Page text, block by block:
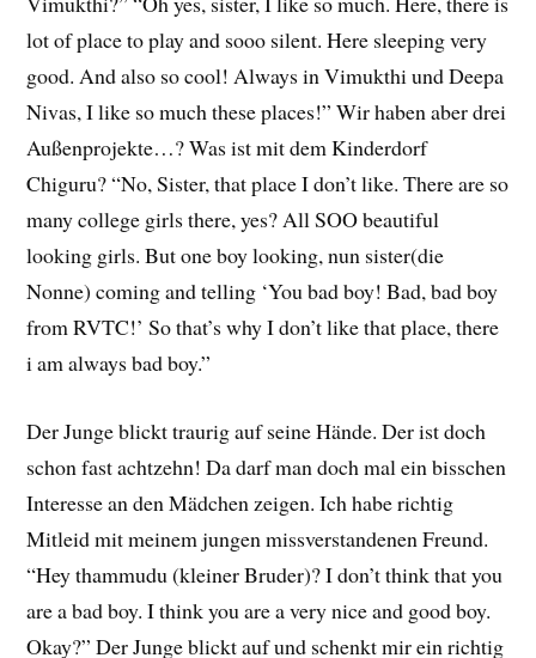
lot of place to play and sooo silent. Here sleeping very
good. And also so cool! Always in Vimukthi und Deepa
Nivas, I like so much these places!” Wir haben aber drei
Außenprojekte…? Was ist mit dem Kinderdorf
Chiguru? “No, Sister, that place I don’t like. There are so
many college girls there, yes? All SOO beautiful
looking girls. But one boy looking, nun sister(die
Nonne) coming and telling ‘You bad boy! Bad, bad boy
from RVTC!’ So that’s why I don’t like that place, there
i am always bad boy.”
Der Junge blickt traurig auf seine Hände. Der ist doch
schon fast achtzehn! Da darf man doch mal ein bisschen
Interesse an den Mädchen zeigen. Ich habe richtig
Mitleid mit meinem jungen missverstandenen Freund.
“Hey thammudu (kleiner Bruder)? I don’t think that you
are a bad boy. I think you are a very nice and good boy.
Okay?” Der Junge blickt auf und schenkt mir ein richtig